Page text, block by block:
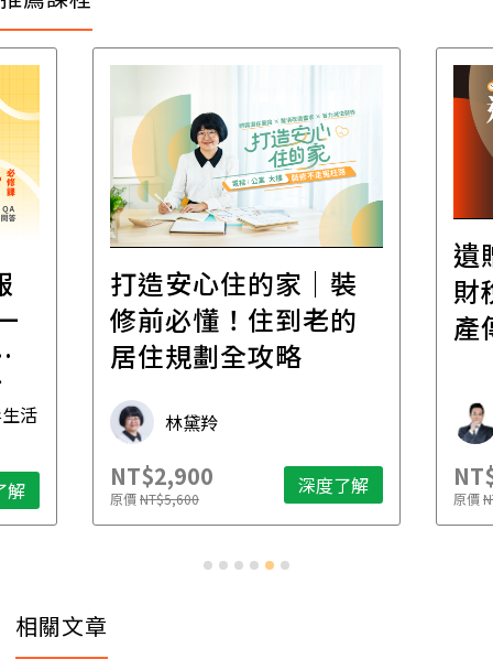
活
解
打造安心住的家｜裝
修前必懂！住到老的
居住規劃全攻略
林黛羚
NT$2,900
原價NT$5,600 深度了解
遺
財
產
原價
相關文章